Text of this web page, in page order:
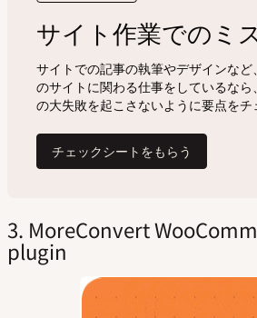
3. MoreConvert
plugin